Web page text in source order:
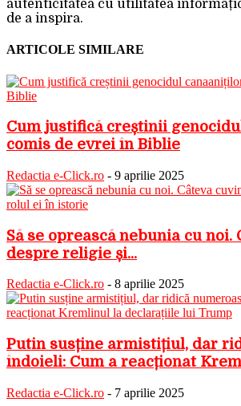
autenticitatea cu utilitatea
de a inspira.
ARTICOLE SIMILARE
Cum justifică creștinii
comis de evrei în Biblie
Redactia e-Click.ro - 9 aprilie 2025
Să se oprească nebunia cu noi.
despre religie și...
Redactia e-Click.ro - 8 aprilie 2025
Putin susține armistițiul, dar
îndoieli: Cum a reacționat
Redactia e-Click.ro - 7 aprilie 2025